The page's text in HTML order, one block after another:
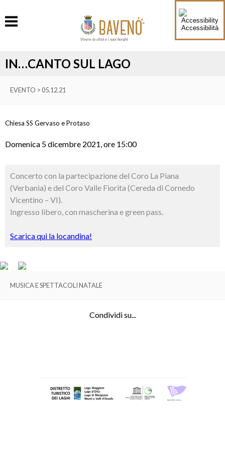
Accessibilità
Vivere la città e i suoi borghi
IN…CANTO SUL LAGO
EVENTO > 05.12.21
Chiesa SS Gervaso e Protaso
Domenica 5 dicembre 2021, ore 15:00
Concerto con la partecipazione del Coro La Piana
(Verbania) e del Coro Valle Fiorita (Cereda di Cornedo
Vicentino – VI).
Ingresso libero, con mascherina e green pass.
Scarica qui la locandina!
MUSICA E SPETTACOLI NATALE
Condividi su...